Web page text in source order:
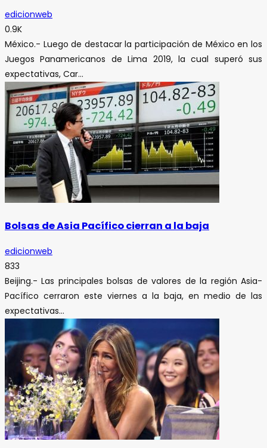
edicionweb
0.9K
México.- Luego de destacar la participación de México en los
Juegos Panamericanos de Lima 2019, la cual superó sus
expectativas, Car...
Bolsas de Asia Pacífico cierran a la baja
edicionweb
833
Beijing.- Las principales bolsas de valores de la región Asia-
Pacífico cerraron este viernes a la baja, en medio de las
expectativas...